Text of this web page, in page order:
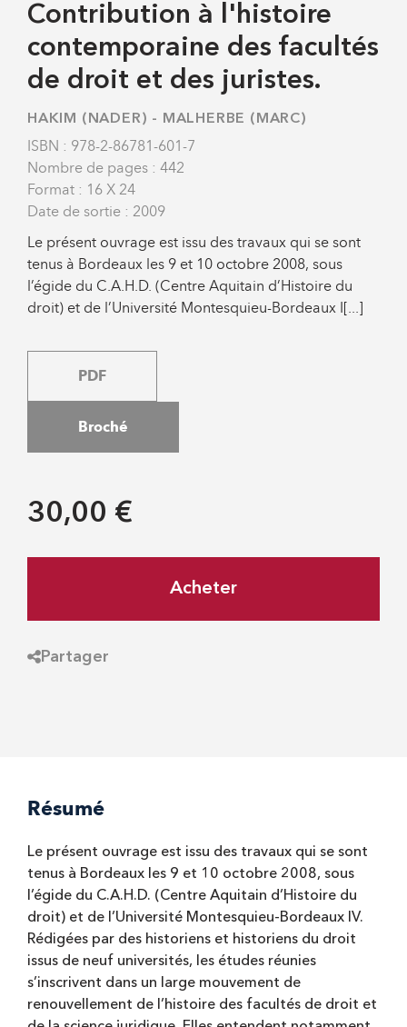
Contribution à l'histoire
contemporaine des facultés
de droit et des juristes.
HAKIM (NADER) - MALHERBE (MARC)
ISBN : 978-2-86781-601-7
Nombre de pages : 442
Format : 16 X 24
Date de sortie : 2009
Le présent ouvrage est issu des travaux qui se sont
tenus à Bordeaux les 9 et 10 octobre 2008, sous
l’égide du C.A.H.D. (Centre Aquitain d’Histoire du
droit) et de l’Université Montesquieu-Bordeaux I[...]
PDF
Broché
30,00 €
Acheter
Partager
Résumé
Le présent ouvrage est issu des travaux qui se sont
tenus à Bordeaux les 9 et 10 octobre 2008, sous
l’égide du C.A.H.D. (Centre Aquitain d’Histoire du
droit) et de l’Université Montesquieu-Bordeaux IV.
Rédigées par des historiens et historiens du droit
issus de neuf universités, les études réunies
s’inscrivent dans un large mouvement de
renouvellement de l’histoire des facultés de droit et